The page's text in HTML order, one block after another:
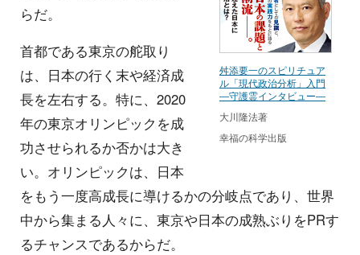
舛添要一のスピリチュア
ル「現代政治分析」入門
―守護霊インタビュー―
大川隆法著
幸福の科学出版
らだ。
首都である東京の舵取り
は、日本の行く末や経済成
長を左右する。特に、2020
年の東京オリンピックを成
功させられるか否かは大き
い。オリンピックは、日本
をもう一度高成長に導けるかの分岐点であり、世界
中から集まる人々に、東京や日本の成熟ぶりをPRす
るチャンスであるからだ。